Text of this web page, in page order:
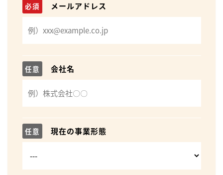
必須 メールアドレス
任意 会社名
任意 現在の事業形態